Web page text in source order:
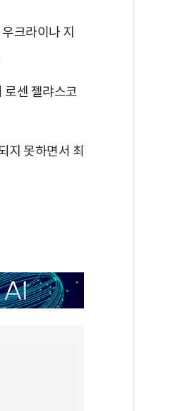
크라이나 지
로센 젤랴스코
지 못하면서 최